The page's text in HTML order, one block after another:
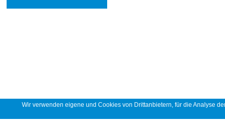
Wir verwenden eigene und Cookies von Drittanbietern, für die Analyse